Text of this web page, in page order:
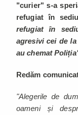
"curier" s-a
refugiat în
refugiat în
agresivi cei de
au chemat
Redăm
"Alegerile de
oameni și